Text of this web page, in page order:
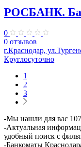
РОСБАНК.
0
0 отзывов
г.Краснодар,
Круглосуточно
1
2
3
-Мы нашли для вас 107
-Актуальная
удобный поиск с
-Банкоматы